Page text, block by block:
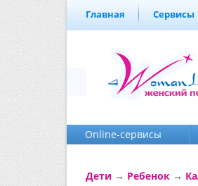
Главная Сервисы
Online-cервисы
Дети → Ребенок →